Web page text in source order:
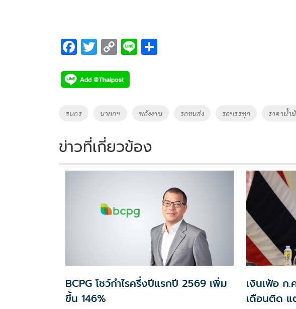
F
e
b
o
k
T
tt
er
C
p
y
Li
k
Li
Tags
ธนกร นายกฯ พลังงาน รถขนส่ง รถบรรทุก ราคาน้ำ
ข่าวที่เกี่ยวข้อง
BCPG โชว์กำไรครึ่งปีแรกปี 2569 เพิ่ม
ขึ้น 146%
เงินเฟ้อ ก
เดือนติด แ